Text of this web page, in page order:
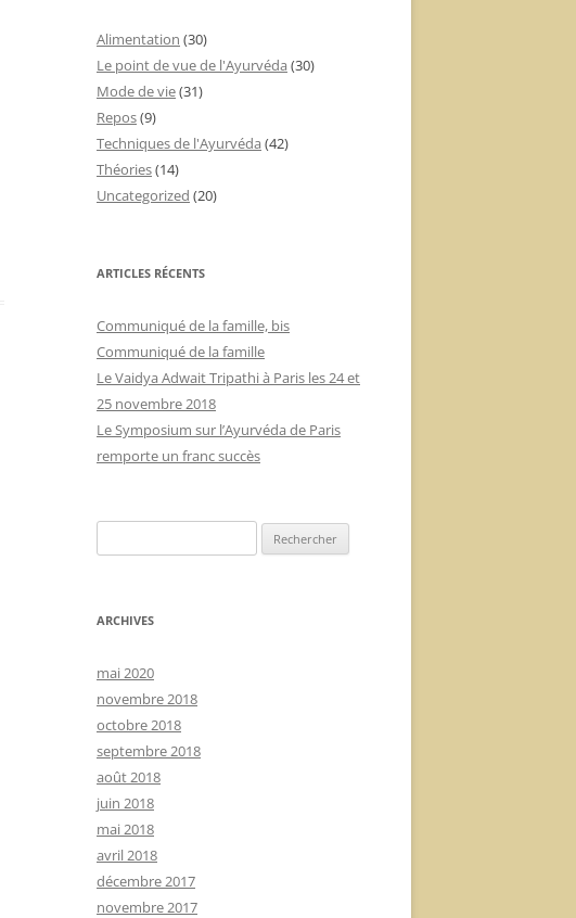
Alimentation (30)
Le point de vue de l'Ayurvéda (30)
Mode de vie(31)
Repos(9)
Techniques de l'Ayurvéda (42)
Théories(14)
Uncategorized (20)
ARTICLES RÉCENTS
Communiqué de la famille, bis
Communiqué de la famille
Le Vaidya Adwait Tripathi à Paris les 24 et
25 novembre 2018
Le Symposium sur l’Ayurvéda de Paris
remporte un franc succès
ARCHIVES
mai 2020
novembre 2018
octobre 2018
septembre 2018
août 2018
juin 2018
mai 2018
avril 2018
décembre 2017
novembre 2017